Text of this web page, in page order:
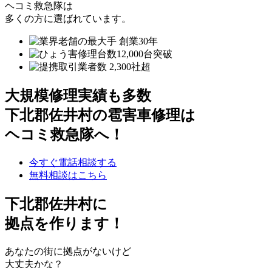
ヘコミ救急隊は
多くの方に選ばれています。
大規模修理実績も多数
下北郡佐井村の雹害車修理は
ヘコミ救急隊へ！
今すぐ電話相談する
無料相談はこちら
下北郡佐井村に
拠点を作ります！
あなたの街に拠点がないけど
大丈夫かな？